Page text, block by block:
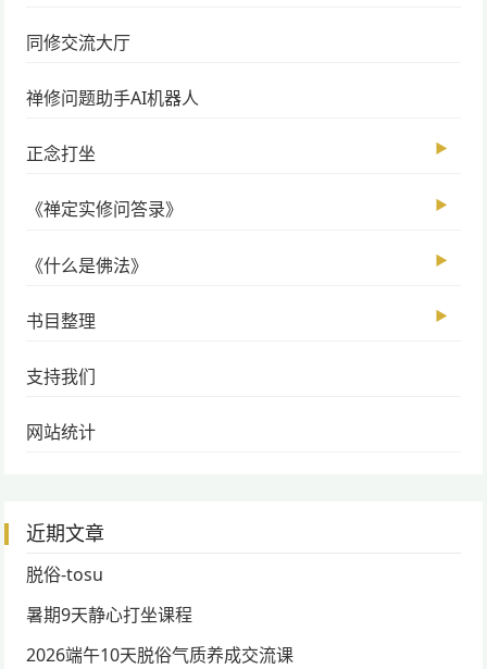
同修交流大厅
禅修问题助手AI机器人
正念打坐 ▶
《禅定实修问答录》 ▶
《什么是佛法》 ▶
书目整理 ▶
支持我们
网站统计
近期文章
脱俗-tosu
暑期9天静心打坐课程
2026端午10天脱俗气质养成交流课